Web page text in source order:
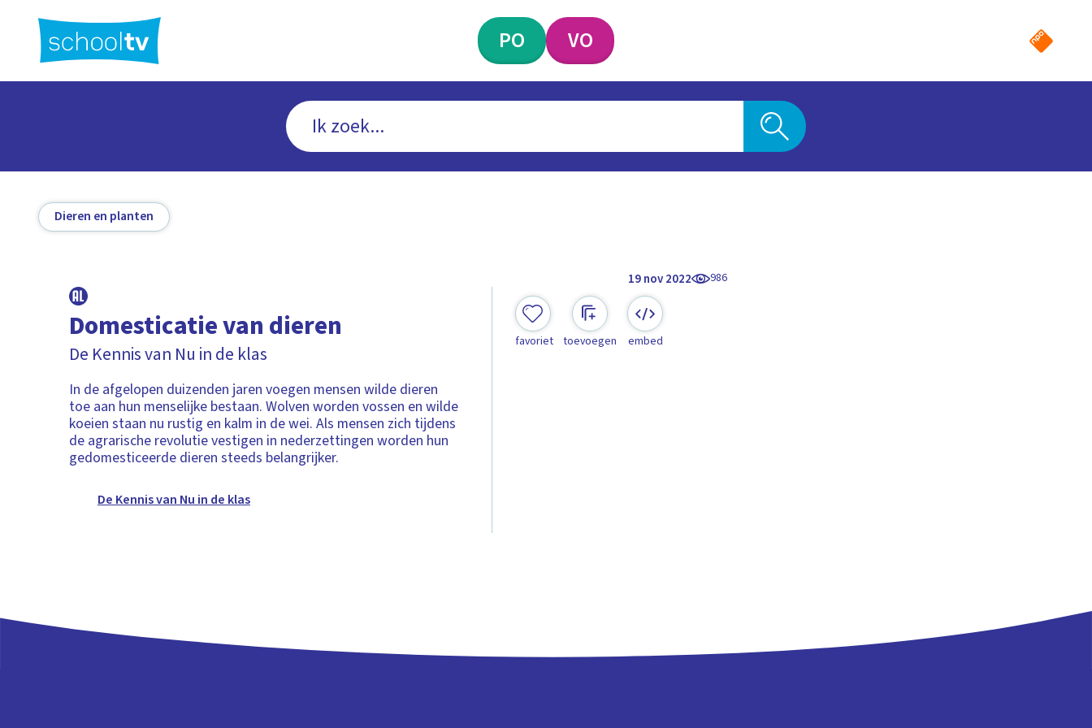
hoofdinhoud
PO VO
Dieren en planten
19 nov 2022 986
Domesticatie van dieren
De Kennis van Nu in de klas
In de afgelopen duizenden jaren voegen mensen wilde dieren
toe aan hun menselijke bestaan. Wolven worden vossen en wilde
koeien staan nu rustig en kalm in de wei. Als mensen zich tijdens
de agrarische revolutie vestigen in nederzettingen worden hun
gedomesticeerde dieren steeds belangrijker.
De Kennis van Nu in de klas
favoriet toevoegen embed